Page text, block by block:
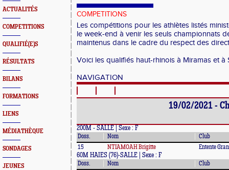
ACTUALITÉS
COMPETITIONS
QUALIFIÉ(E)S
RÉSULTATS
BILANS
FORMATIONS
LIENS
MÉDIATHÈQUE
SONDAGES
JEUNES
COMPETITIONS
Les compétitions pour les athlètes listés
le week-end à venir les seuls championnats
maintenus dans le cadre du respect des
Voici les qualifiés haut-rhinois à Miramas et à
NAVIGATION
19/02/2021 -
200M - SALLE | Sexe : F
Doss. Nom
Club
15
NTIAMOAH Brigitte Entente
60M HAIES (76)-SALLE | Sexe : F
Doss. Nom
Club